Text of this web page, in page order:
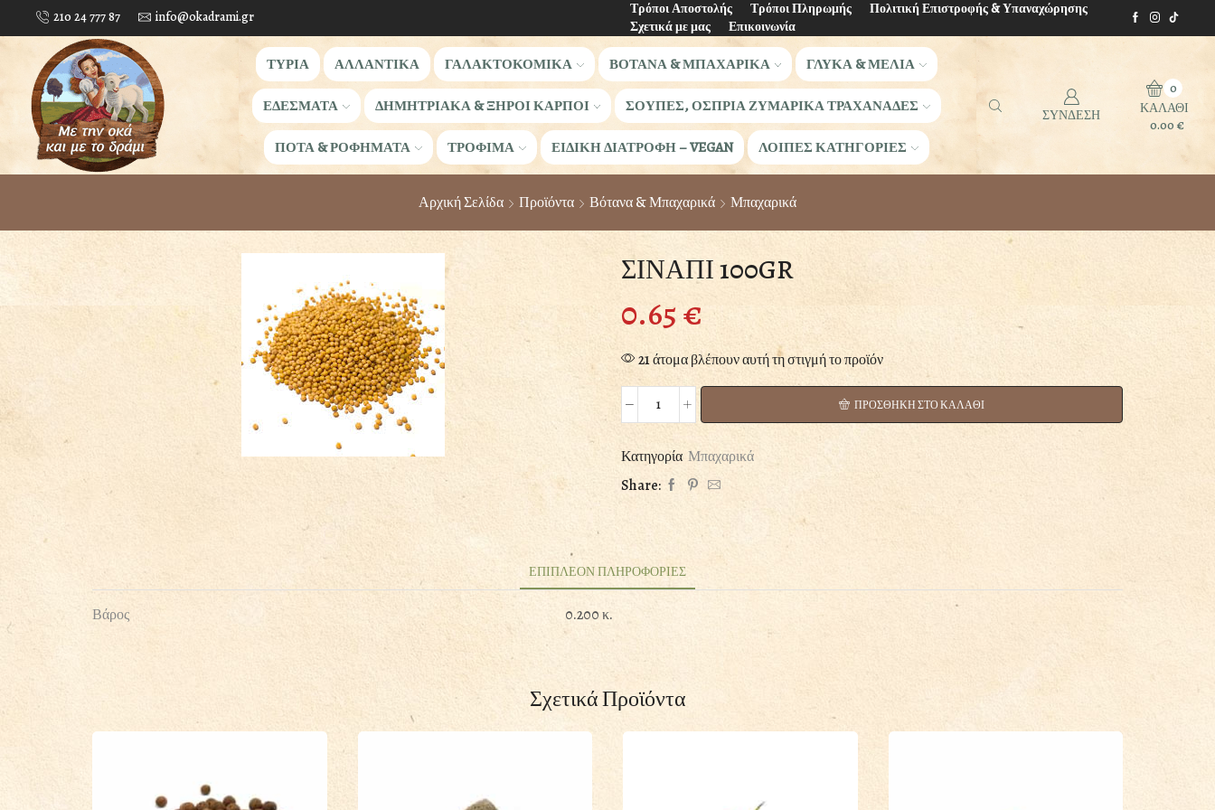
210 24 777 87 info@okadrami.gr Τρόποι Αποστολής Τρόποι Πληρωμής
Πολιτική Επιστροφής & Υπαναχώρησης
Σχετικά με μας
Επικοινωνία
ΤΥΡΙΑ ΑΛΛΑΝΤΙΚΑ ΓΑΛΑΚΤΟΚΟΜΙΚΑ ΒΟΤΑΝΑ & ΜΠΑΧΑΡΙΚΑ ΓΛΥΚΑ & ΜΕΛΙΑ
ΕΔΕΣΜΑΤΑ ΔΗΜΗΤΡΙΑΚΑ & ΞΗΡΟΙ ΚΑΡΠΟΙ ΣΟΥΠΕΣ, ΟΣΠΡΙΑ ΖΥΜΑΡΙΚΑ ΤΡΑΧΑΝΑΔΕΣ
ΠΟΤΑ & ΡΟΦΗΜΑΤΑ ΤΡΟΦΙΜΑ ΕΙΔΙΚΗ ΔΙΑΤΡΟΦΗ – VEGAN ΛΟΙΠΕΣ ΚΑΤΗΓΟΡΙΕΣ
ΣΥΝΔΕΣΗ
0
ΚΑΛΑΘΙ
0.00 €
Αρχική Σελίδα Προϊόντα Βότανα & Μπαχαρικά Μπαχαρικά
ΣΙΝΑΠΙ 100GR
0.65€
21 άτομα βλέπουν αυτή τη στιγμή το προϊόν
ΣΙΝΑΠΙ
100GR
ποσότητα
ΠΡΟΣΘΗΚΗ ΣΤΟ ΚΑΛΑΘΙ
Κατηγορία Μπαχαρικά
Share:
ΕΠΙΠΛΕΟΝ ΠΛΗΡΟΦΟΡΙΕΣ
Βάρος 0.200 κ.
Σχετικά Προϊόντα